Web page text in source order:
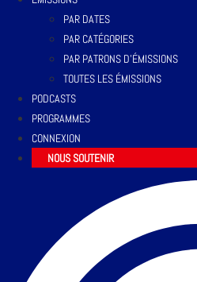
PAR DATES
PAR CATÉGORIES
PAR PATRONS D’ÉMISSIONS
TOUTES LES ÉMISSIONS
PODCASTS
PROGRAMMES
CONNEXION
NOUS SOUTENIR